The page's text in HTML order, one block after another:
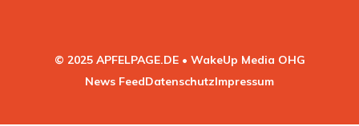
© 2025 APFELPAGE.DE • WakeUp Media OHG
News FeedDatenschutzImpressum